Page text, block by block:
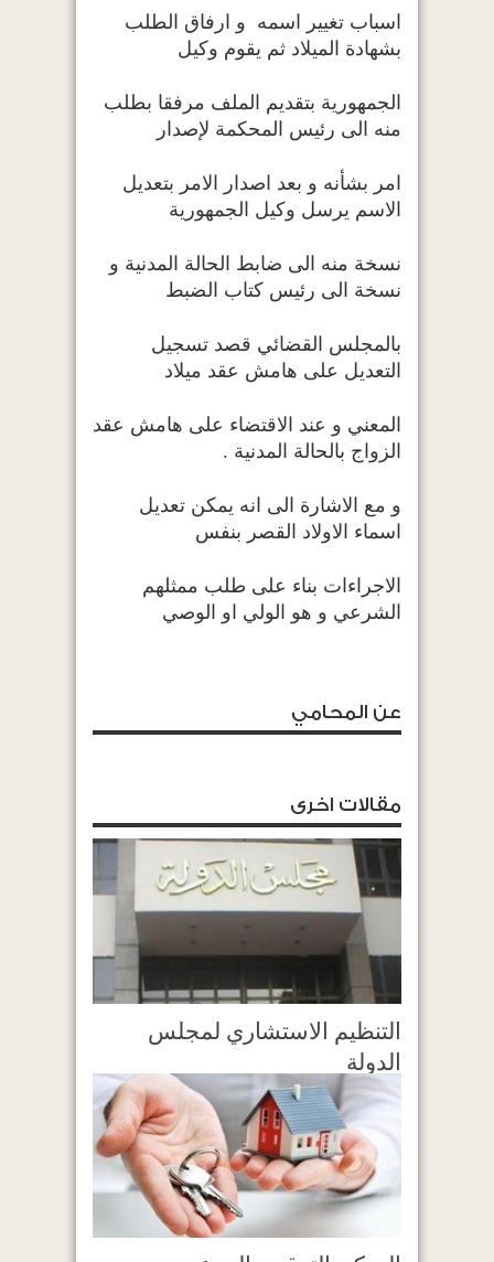
اسباب تغيير اسمه و ارفاق الطلب
بشهادة الميلاد ثم يقوم وكيل
الجمهورية بتقديم الملف مرفقا بطلب
منه الى رئيس المحكمة لإصدار
امر بشأنه و بعد اصدار الامر بتعديل
الاسم يرسل وكيل الجمهورية
نسخة منه الى ضابط الحالة المدنية و
نسخة الى رئيس كتاب الضبط
بالمجلس القضائي قصد تسجيل
التعديل على هامش عقد ميلاد
المعني و عند الاقتضاء على هامش عقد
الزواج بالحالة المدنية .
و مع الاشارة الى انه يمكن تعديل
اسماء الاولاد القصر بنفس
الاجراءات بناء على طلب ممثلهم
الشرعي و هو الولي او الوصي
عن المحامي
مقالات اخرى
التنظيم الاستشاري لمجلس
الدولة